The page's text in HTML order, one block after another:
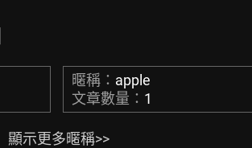
暱稱： apple
文章數量： 1
顯示更多暱稱>>